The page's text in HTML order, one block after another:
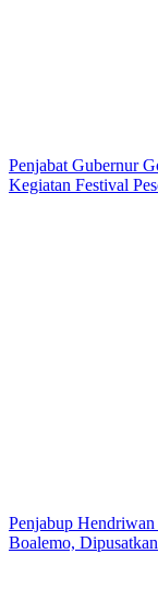
Penjabat Gubernur
Kegiatan Festival
Penjabup
Boalemo,